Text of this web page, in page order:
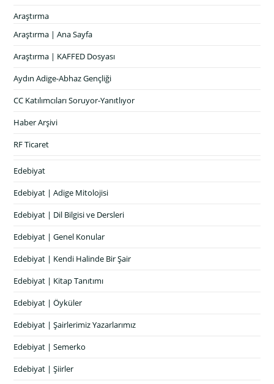
Araştırma
Araştırma | Ana Sayfa
Araştırma | KAFFED Dosyası
Aydın Adige-Abhaz Gençliği
CC Katılımcıları Soruyor-Yanıtlıyor
Haber Arşivi
RF Ticaret
Edebiyat
Edebiyat | Adige Mitolojisi
Edebiyat | Dil Bilgisi ve Dersleri
Edebiyat | Genel Konular
Edebiyat | Kendi Halinde Bir Şair
Edebiyat | Kitap Tanıtımı
Edebiyat | Öyküler
Edebiyat | Şairlerimiz Yazarlarımız
Edebiyat | Semerko
Edebiyat | Şiirler